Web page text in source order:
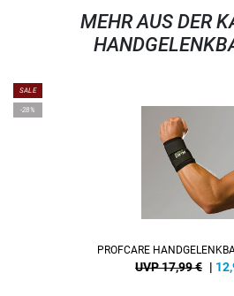
MEHR AUS DER
SALE
-28%
PROFCARE
UVP 17,99 € |